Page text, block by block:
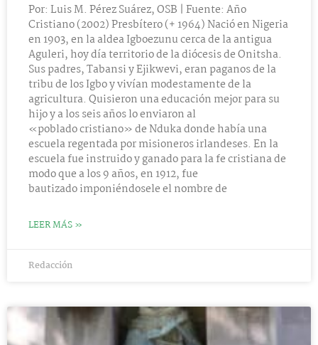
Por: Luis M. Pérez Suárez, OSB | Fuente: Año
Cristiano (2002) Presbítero (+ 1964) Nació en Nigeria
en 1903, en la aldea Igboezunu cerca de la antigua
Aguleri, hoy día territorio de la diócesis de Onitsha.
Sus padres, Tabansi y Ejikwevi, eran paganos de la
tribu de los Igbo y vivían modestamente de la
agricultura. Quisieron una educación mejor para su
hijo y a los seis años lo enviaron al
«poblado cristiano» de Nduka donde había una
escuela regentada por misioneros irlandeses. En la
escuela fue instruido y ganado para la fe cristiana de
modo que a los 9 años, en 1912, fue
bautizado imponiéndosele el nombre de
LEER MÁS »
Redacción